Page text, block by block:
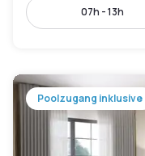
07h - 13h
Poolzugang inklusive